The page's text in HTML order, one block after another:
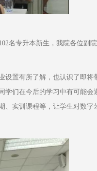
名专升本新生，我院各位副院
设置有所了解，也认识了即将
学们在今后的学习中有可能会
、实训课程等，让学生对数字